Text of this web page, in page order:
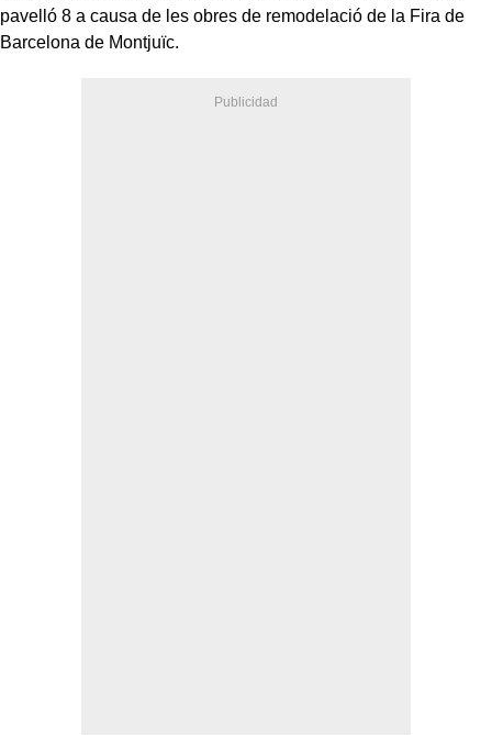
pavelló 8 a causa de les obres de remodelació de la Fira de
Barcelona de Montjuïc.